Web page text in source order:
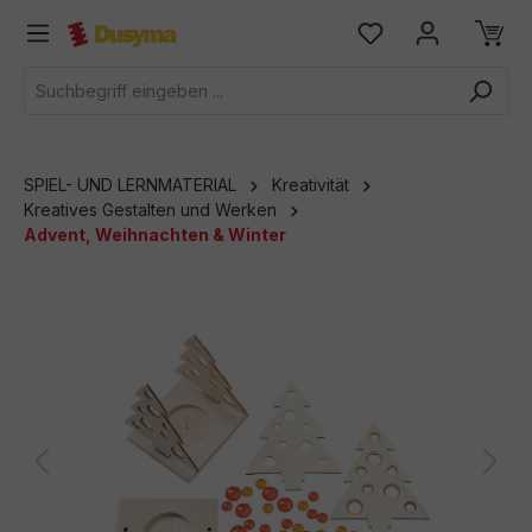
springen
SPIEL- UND LERNMATERIAL
Kreativität
Kreatives Gestalten und Werken
Advent, Weihnachten & Winter
Bildergalerie überspringen